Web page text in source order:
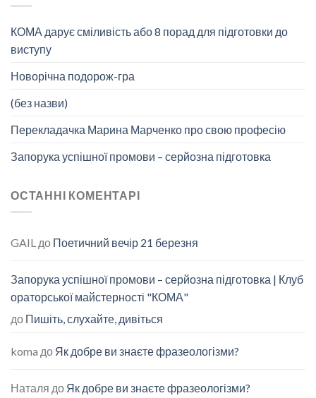
КОМА дарує сміливість або 8 порад для підготовки до
виступу
Новорічна подорож-гра
(без назви)
Перекладачка Марина Марченко про свою професію
Запорука успішної промови – серйозна підготовка
ОСТАННІ КОМЕНТАРІ
GAIL до Поетичний вечір 21 березня
Запорука успішної промови – серйозна підготовка | Клуб
ораторської майстерності "КОМА"
до Пишіть, слухайте, дивіться
koma до Як добре ви знаєте фразеологізми?
Наталя до Як добре ви знаєте фразеологізми?